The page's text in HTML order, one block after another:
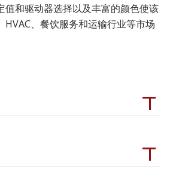
值和驱动器选择以及丰富的颜色使该
HVAC、餐饮服务和运输行业等市场